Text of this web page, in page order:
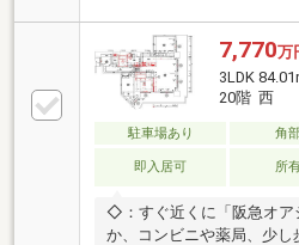
ポイント～◆阪急オアシ
ンディ箕面船場西店 徒歩
店 徒歩7分◆ローソン箕
☆弊社にて鍵を保管してお
す！下記お電話番号にお
ーダイヤル…0120-304-968
7,770万
3LDK
20階 西
駐車場あり 角
即入居可 所
◇：すぐ近くに「阪急オア
か、コンビニや薬局、少し